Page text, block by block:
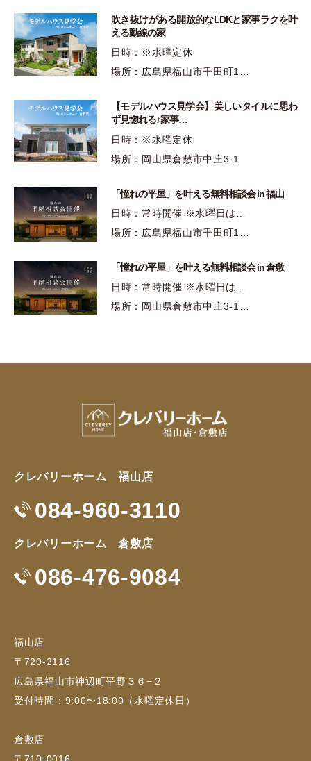
吹き抜けがある開放的なLDKと家事ラクを叶
える動線の家
日時：※水曜定休
場所：広島県福山市千田町1…
【モデルハウス見学会】美しいタイルに思わ
ず見惚れる♪家事…
日時：※水曜定休
場所：岡山県倉敷市中庄3-1
「憧れの平屋」を叶える無料相談会 in 福山
日時：常時開催 ※水曜日は…
場所：広島県福山市千田町1…
「憧れの平屋」を叶える無料相談会 in 倉敷
日時：常時開催 ※水曜日は…
場所：岡山県倉敷市中庄3-1…
クレバリーホーム 福山店
084-960-3110
クレバリーホーム 倉敷店
086-476-9084
福山店
〒720-2116
広島県福山市神辺町平野３６−２
受付時間：9:00〜18:00（水曜定休日）
倉敷店